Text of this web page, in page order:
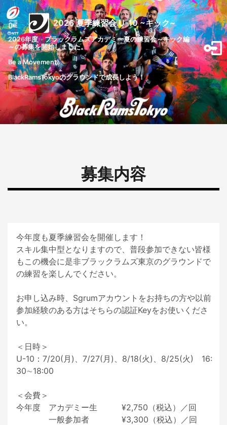
2026 夏季練習会 U-10 ~キック~
2026年度　ブラックラムズアカデミー夏の練習会～キック編
～の募集を開始しました。
Be a Movement.
BlackRamsTokyoのグラウンドで成長しよう！
募集内容
今年度も夏季練習会を開催します！
スキル集中型となりますので、普段参加できない皆様
もこの機会に是非ブラックラムズ東京のグラウンドで
の練習を楽しんでください。
お申し込み時、Sgrumアカウントをお持ちの方や以前
参加経験のある方はそちらの認証Keyをお使いくださ
い。
＜日時＞
U-10：7/20(月)、7/27(月)、8/18(火)、8/25(火)　16:
30∼18:00
＜会費＞
今年度　アカデミー生　　　¥2,750（税込）／回
一般参加者　　　　¥3,300（税込）／回